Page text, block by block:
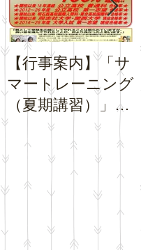
【行事案内】「サ
マートレーニング
（夏期講習）」の
お申込受付を開始
いたします。